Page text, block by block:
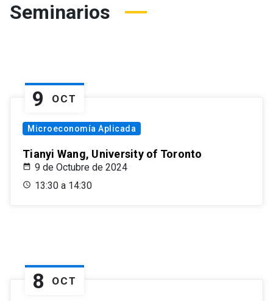
Seminarios
9 OCT
Microeconomía Aplicada
Tianyi Wang, University of Toronto
9 de Octubre de 2024
13:30 a 14:30
8 OCT